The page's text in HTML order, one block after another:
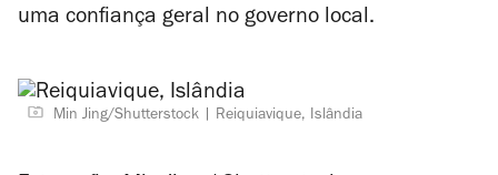
uma confiança geral no governo local.
Min Jing/Shutterstock Reiquiavique, Islândia